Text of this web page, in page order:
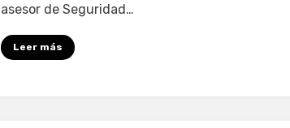
asesor de Seguridad…
Leer más